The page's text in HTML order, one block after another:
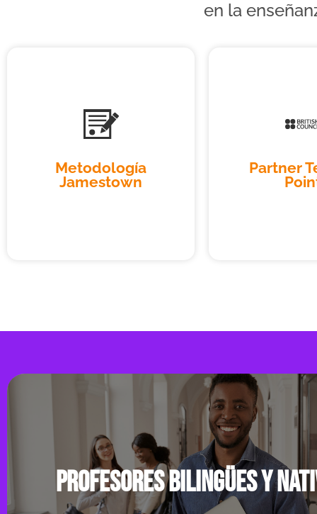
en la
Metodología
Jamestown
Partner
En el
Council. Esto
confianza y
estándares de
la prestación
Profesores bilingües y